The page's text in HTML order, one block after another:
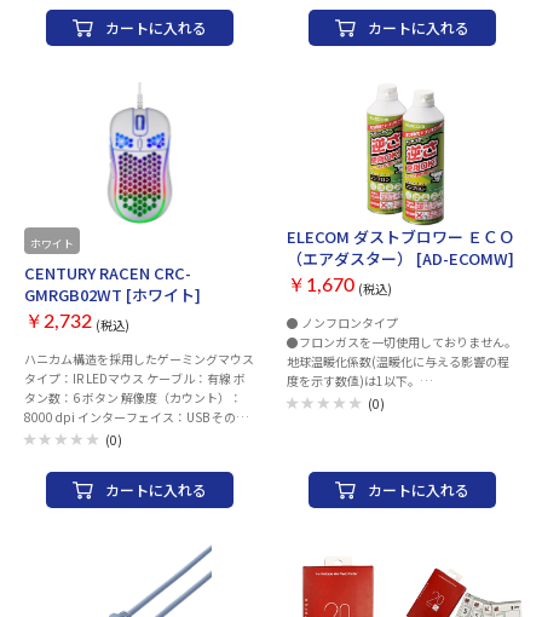
ネクター含まず ケーブル太さ 約6.5mm 芯
数 8芯 結線方式 ストレート結線 ヨリ対芯
線(ツイストペアケーブル) ○ シールド 無
リ線(24AWG) コネクター有無 両端コネク
ター付 モールド加工コネクター ○ スリム
コネクター ○ 爪折れ防止カバー付きコネ
クター ○ ケーブル巻き取り機能 × パッケ
ージ形態 ポリ袋(環境配慮タイプ) 爪の折
れないコネクター ○ PoE PoE++対応
カートに入れる
さい。 サイズ(W/D/H)：直径8cm×厚み
1.1cm ケーブル長：約 200cm 重量：約
61g（本体のみ） 材質：樹脂、アルミニウ
A（オス）ケーブル、簡易マニュアル スイ
ッチ：タッチパネル式（マイク消音、マイ
クボリューム、スピーカーボリューム）
マイク：全方向性 スピーカー：ハウリン
グキャンセル機能搭載 スイッチ：タッチ
パネル式 保証期間：ご購入日より6か月間
（日本国内での使用に限定）
カートに入れる
ホワイト
CENTURY RACEN CRC-
GMRGB02WT [ホワイト]
￥2,732 (税込)
ハニカム構造を採用したゲーミングマウス
タイプ：IR LEDマウス ケーブル：有線 ボ
タン数：6 ボタン 解像度（カウント）：
8000 dpi インターフェイス：USB その他
機能：カウント切り替え可能 ゲーミング
g 幅x高さx奥行：66x40x127 mm ケーブル
長さ：1.8 m カラー：ホワイト 保証期間：
6ヶ月
(0)
カートに入れる
ELECOM ダストブロワー ＥＣＯ
（エアダスター） [AD-ECOMW]
￥1,670 (税込)
● ノンフロンタイプ
●フロンガスを一切使用しておりません。
地球温暖化係数(温暖化に与える影響の程
度を示す数値)は1以下。
● オゾン層を破壊する物質及びハイドロ
年4月時点の「環境物品等の調達の推進に
関する基本方針」の特定調達品目「文具
却液が噴出しない安心仕様。
●※冷却液は、プラスチック製品の変質や
機器の破損の原因とな
(0)
カートに入れる